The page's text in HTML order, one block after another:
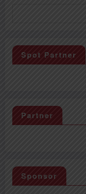
Spot Partner
Partner
Sponsor